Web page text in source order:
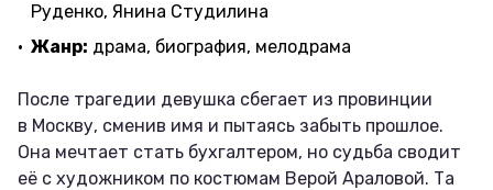
Руденко, Янина Студилина
Жанр: драма, биография, мелодрама
После трагедии девушка сбегает из провинции
в Москву, сменив имя и пытаясь забыть прошлое.
Она мечтает стать бухгалтером, но судьба сводит
её с художником по костюмам Верой Араловой. Та